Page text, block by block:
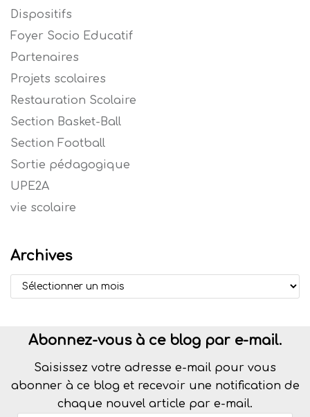
Dispositifs
Foyer Socio Educatif
Partenaires
Projets scolaires
Restauration Scolaire
Section Basket-Ball
Section Football
Sortie pédagogique
UPE2A
vie scolaire
Archives
Abonnez-vous à ce blog par e-mail.
Saisissez votre adresse e-mail pour vous
abonner à ce blog et recevoir une notification de
chaque nouvel article par e-mail.